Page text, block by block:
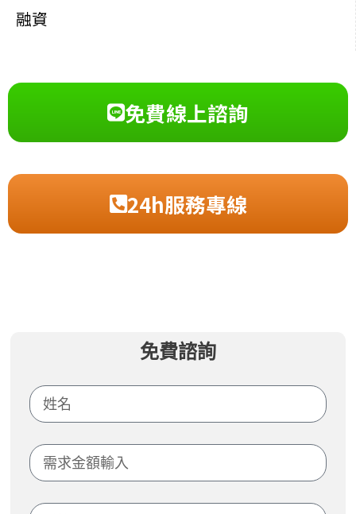
融資
免費線上諮詢
24h服務專線
免費諮詢